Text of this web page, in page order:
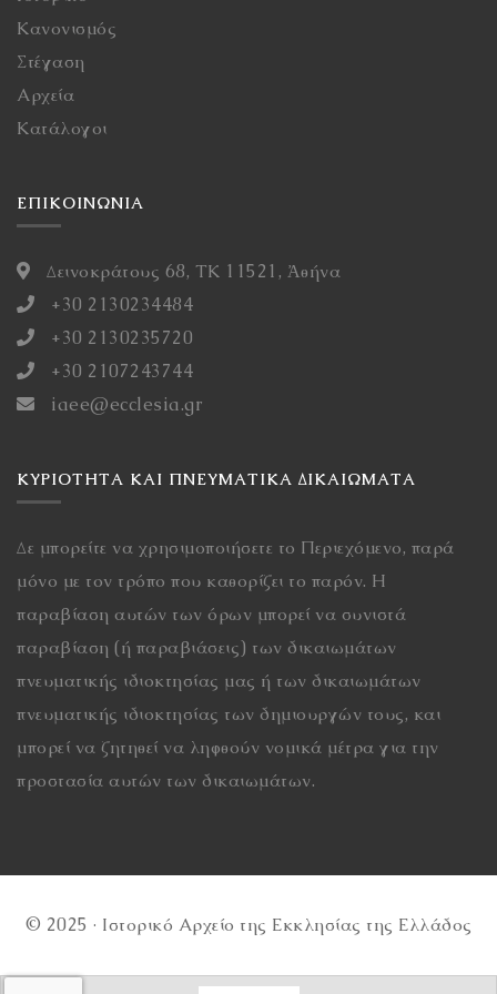
Κανονισμός
Στέγαση
Αρχεία
Κατάλογοι
ΕΠΙΚΟΙΝΩΝΙΑ
Δεινοκράτους 68, ΤΚ 11521, Ἀθήνα
+30 2130234484
+30 2130235720
+30 2107243744
iaee@ecclesia.gr
ΚΥΡΙΌΤΗΤΑ ΚΑΙ ΠΝΕΥΜΑΤΙΚΆ ΔΙΚΑΙΏΜΑΤΑ
Δε μπορείτε να χρησιμοποιήσετε το Περιεχόμενο, παρά
μόνο με τον τρόπο που καθορίζει το παρόν. Η
παραβίαση αυτών των όρων μπορεί να συνιστά
παραβίαση (ή παραβιάσεις) των δικαιωμάτων
πνευματικής ιδιοκτησίας μας ή των δικαιωμάτων
πνευματικής ιδιοκτησίας των δημιουργών τους, και
μπορεί να ζητηθεί να ληφθούν νομικά μέτρα για την
προστασία αυτών των δικαιωμάτων.
© 2025 · Ιστορικό Αρχείο της Εκκλησίας της Ελλάδος